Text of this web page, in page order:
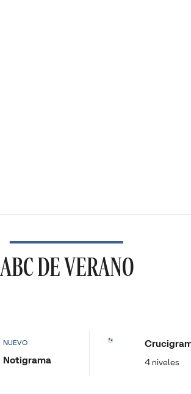
ABC DE VERANO
NUEVO
Notigrama 4 niveles